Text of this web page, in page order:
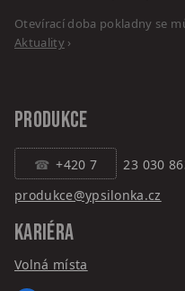
Otevírací doba pokladny se
Aktuality›
PRODUKCE
+420 7
23 030
produkce@ypsilonka.cz
KARIÉRA
Volná místa